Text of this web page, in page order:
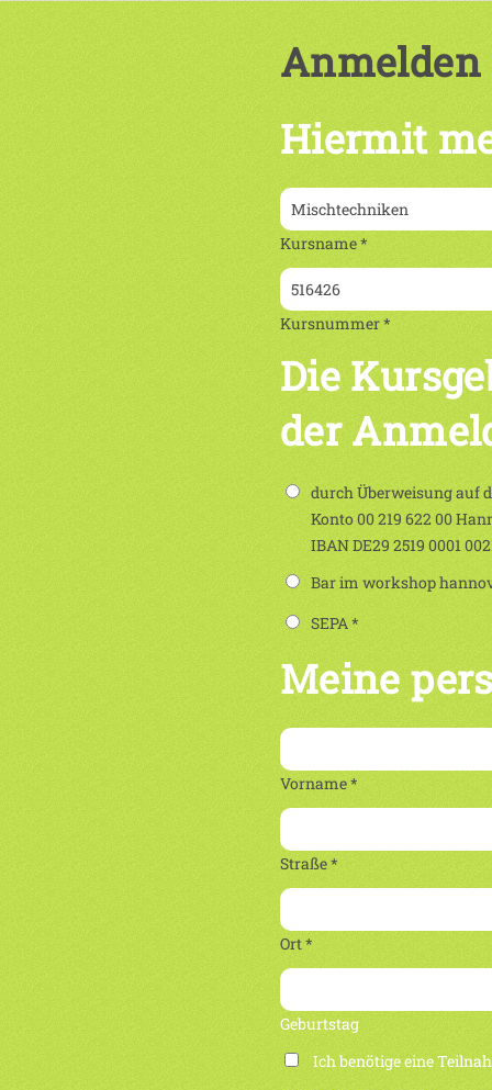
Anmelden
Hiermit
Kursname *
Kursnummer *
Die
der
durch Überweisung auf
Konto 00 219 622 00
IBAN DE29 2519 0001
Bar im workshop
SEPA *
Meine
Vorname *
Straße *
Ort *
Geburtstag
Ich benötige eine